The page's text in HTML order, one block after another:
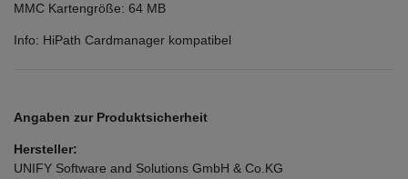
MMC Kartengröße: 64 MB
Info: HiPath Cardmanager kompatibel
Angaben zur Produktsicherheit
Hersteller:
UNIFY Software and Solutions GmbH & Co.KG